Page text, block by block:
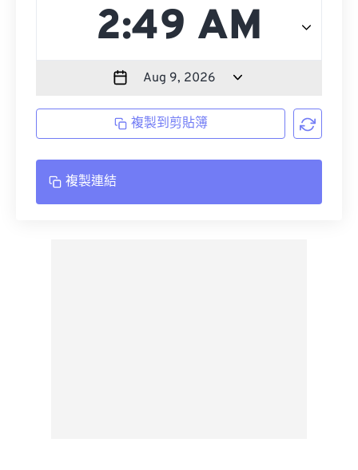
複製到剪貼簿
複製連結